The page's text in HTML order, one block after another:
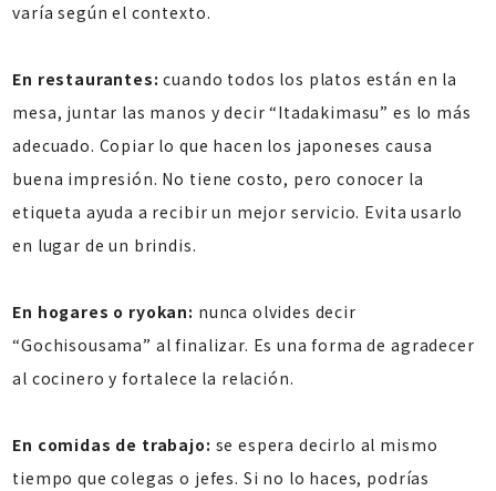
varía según el contexto.
En restaurantes: cuando todos los platos están en la
mesa, juntar las manos y decir “Itadakimasu” es lo más
adecuado. Copiar lo que hacen los japoneses causa
buena impresión. No tiene costo, pero conocer la
etiqueta ayuda a recibir un mejor servicio. Evita usarlo
en lugar de un brindis.
En hogares o ryokan: nunca olvides decir
“Gochisousama” al finalizar. Es una forma de agradecer
al cocinero y fortalece la relación.
En comidas de trabajo: se espera decirlo al mismo
tiempo que colegas o jefes. Si no lo haces, podrías